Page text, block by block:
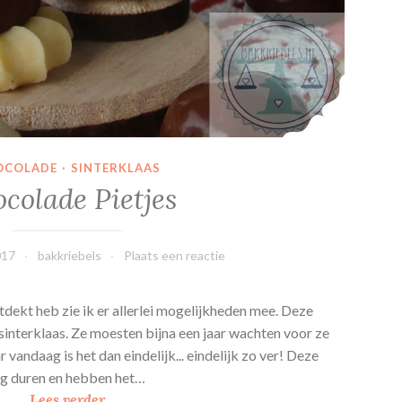
t
r
· SINTERKLAAS
Pietjes
bakkriebels Plaats een reactie
heb zie ik er allerlei mogelijkheden mee. Deze
Ze moesten bijna een jaar wachten voor ze
is het dan eindelijk... eindelijk zo ver! Deze
duren en hebben het…
C